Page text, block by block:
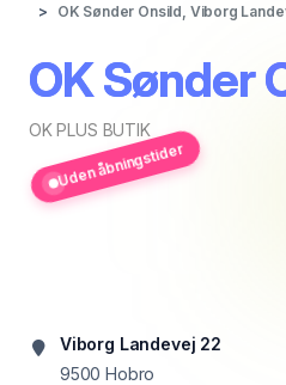
OK Sønder Onsild, Viborg
OK Sønder
OK PLUS BUTIK
Uden åbningstider
Viborg Landevej 22
9500 Hobro